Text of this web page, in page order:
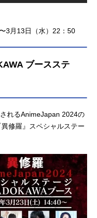
3月13日（水）22：50
ブースステ
れるAnimeJapan 2024の
修羅』スペシャルステー